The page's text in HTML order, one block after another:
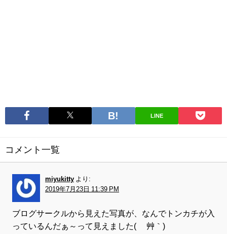
LINE
コメント一覧
miyukitty より:
2019年7月23日 11:39 PM
ブログサークルから見えた写真が、なんでトンカチが入
っているんだぁ～って見えました( ´艸｀)